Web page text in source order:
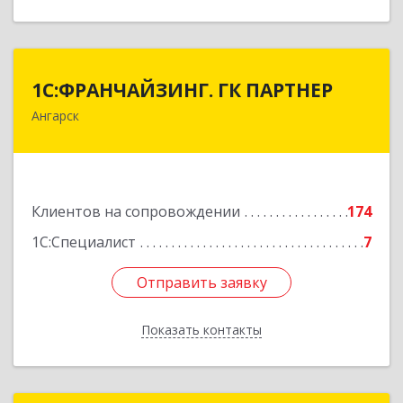
1С:ФРАНЧАЙЗИНГ. ГК ПАРТНЕР
Ангарск
Клиентов на сопровождении
174
1С:Специалист
7
Отправить заявку
Показать контакты
1С:ФРАНЧАЙЗИНГ. ГК ПАРТНЕР
Отправить заявку
Назад